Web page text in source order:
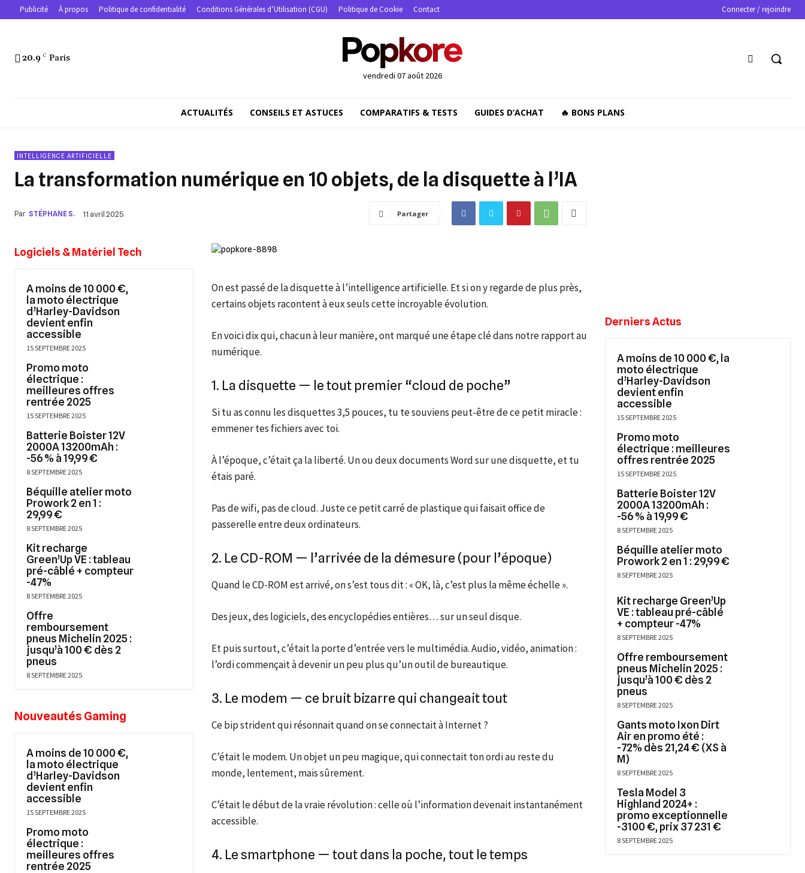
Publicité À propos Politique de confidentialité Conditions Générales d’Utilisation (CGU) Politique de Cookie Contact Connecter / rejoindre
20.9 C Paris
vendredi 07 août 2026
ACTUALITÉS CONSEILS ET ASTUCES COMPARATIFS & TESTS GUIDES D’ACHAT 🔥 BONS PLANS
INTELLIGENCE ARTIFICIELLE
La transformation numérique en 10 objets, de la disquette à l’IA
Par STÉPHANE S. 11 avril 2025 Partager
Logiciels & Matériel Tech
A moins de 10 000 €,
la moto électrique
d’Harley-Davidson
devient enfin
accessible
15 SEPTEMBRE 2025
Promo moto
électrique :
meilleures offres
rentrée 2025
15 SEPTEMBRE 2025
Batterie Boister 12V
2000A 13200mAh :
-56 % à 19,99 €
8 SEPTEMBRE 2025
Béquille atelier moto
Prowork 2 en 1 :
29,99 €
8 SEPTEMBRE 2025
Kit recharge
Green’Up VE : tableau
pré-câblé + compteur
-47%
8 SEPTEMBRE 2025
Offre
remboursement
pneus Michelin 2025 :
jusqu’à 100 € dès 2
pneus
8 SEPTEMBRE 2025
Nouveautés Gaming
A moins de 10 000 €,
la moto électrique
d’Harley-Davidson
devient enfin
accessible
15 SEPTEMBRE 2025
Promo moto
électrique :
meilleures offres
rentrée 2025
On est passé de la disquette à l’intelligence artificielle. Et si on y regarde de plus près,
certains objets racontent à eux seuls cette incroyable évolution.
En voici dix qui, chacun à leur manière, ont marqué une étape clé dans notre rapport au
numérique.
1. La disquette — le tout premier “cloud de poche”
Si tu as connu les disquettes 3,5 pouces, tu te souviens peut-être de ce petit miracle :
emmener tes fichiers avec toi.
À l’époque, c’était ça la liberté. Un ou deux documents Word sur une disquette, et tu
étais paré.
Pas de wifi, pas de cloud. Juste ce petit carré de plastique qui faisait office de
passerelle entre deux ordinateurs.
2. Le CD-ROM — l’arrivée de la démesure (pour l’époque)
Quand le CD-ROM est arrivé, on s’est tous dit : « OK, là, c’est plus la même échelle ».
Des jeux, des logiciels, des encyclopédies entières… sur un seul disque.
Et puis surtout, c’était la porte d’entrée vers le multimédia. Audio, vidéo, animation :
l’ordi commençait à devenir un peu plus qu’un outil de bureautique.
3. Le modem — ce bruit bizarre qui changeait tout
Ce bip strident qui résonnait quand on se connectait à Internet ?
C’était le modem. Un objet un peu magique, qui connectait ton ordi au reste du
monde, lentement, mais sûrement.
C’était le début de la vraie révolution : celle où l’information devenait instantanément
accessible.
4. Le smartphone — tout dans la poche, tout le temps
Derniers Actus
A moins de 10 000 €, la
moto électrique
d’Harley-Davidson
devient enfin
accessible
15 SEPTEMBRE 2025
Promo moto
électrique : meilleures
offres rentrée 2025
15 SEPTEMBRE 2025
Batterie Boister 12V
2000A 13200mAh :
-56 % à 19,99 €
8 SEPTEMBRE 2025
Béquille atelier moto
Prowork 2 en 1 : 29,99 €
8 SEPTEMBRE 2025
Kit recharge Green’Up
VE : tableau pré-câblé
+ compteur -47%
8 SEPTEMBRE 2025
Offre remboursement
pneus Michelin 2025 :
jusqu’à 100 € dès 2
pneus
8 SEPTEMBRE 2025
Gants moto Ixon Dirt
Air en promo été :
-72% dès 21,24 € (XS à
M)
8 SEPTEMBRE 2025
Tesla Model 3
Highland 2024+ :
promo exceptionnelle
-3100 €, prix 37 231 €
8 SEPTEMBRE 2025